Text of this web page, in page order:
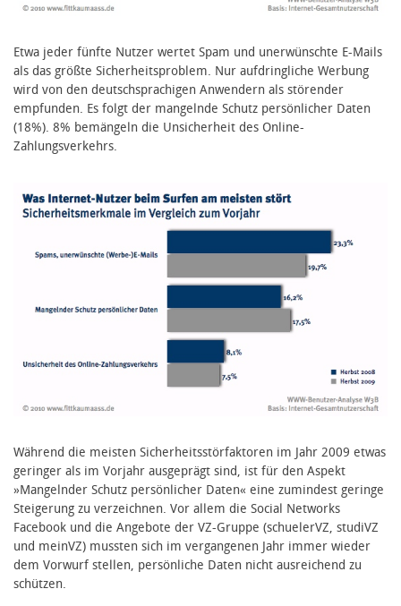
Etwa jeder fünfte Nutzer wertet Spam und unerwünschte E-Mails
als das größte Sicherheitsproblem. Nur aufdringliche Werbung
wird von den deutschsprachigen Anwendern als störender
empfunden. Es folgt der mangelnde Schutz persönlicher Daten
(18%). 8% bemängeln die Unsicherheit des Online-
Zahlungsverkehrs.
Während die meisten Sicherheitsstörfaktoren im Jahr 2009 etwas
geringer als im Vorjahr ausgeprägt sind, ist für den Aspekt
»Mangelnder Schutz persönlicher Daten« eine zumindest geringe
Steigerung zu verzeichnen. Vor allem die Social Networks
Facebook und die Angebote der VZ-Gruppe (schuelerVZ, studiVZ
und meinVZ) mussten sich im vergangenen Jahr immer wieder
dem Vorwurf stellen, persönliche Daten nicht ausreichend zu
schützen.